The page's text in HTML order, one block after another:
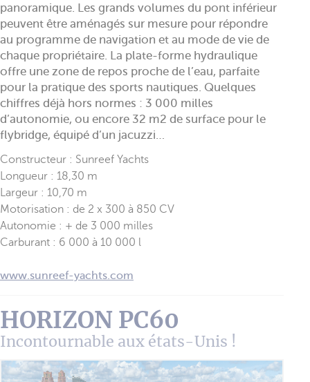
panoramique. Les grands volumes du pont inférieur
peuvent être aménagés sur mesure pour répondre
au programme de navigation et au mode de vie de
chaque propriétaire. La plate-forme hydraulique
offre une zone de repos proche de l’eau, parfaite
pour la pratique des sports nautiques. Quelques
chiffres déjà hors normes : 3 000 milles
d’autonomie, ou encore 32 m2 de surface pour le
flybridge, équipé d’un jacuzzi…
Constructeur : Sunreef Yachts
Longueur : 18,30 m
Largeur : 10,70 m
Motorisation : de 2 x 300 à 850 CV
Autonomie : + de 3 000 milles
Carburant : 6 000 à 10 000 l
www.sunreef-yachts.com
HORIZON PC60
Incontournable aux états-Unis !